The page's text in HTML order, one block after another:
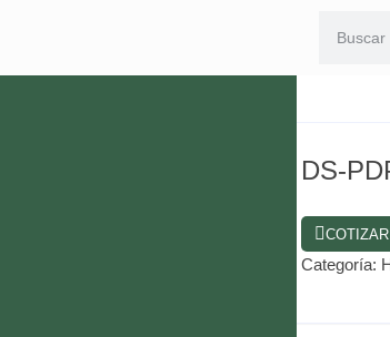
DS-
Categoría: